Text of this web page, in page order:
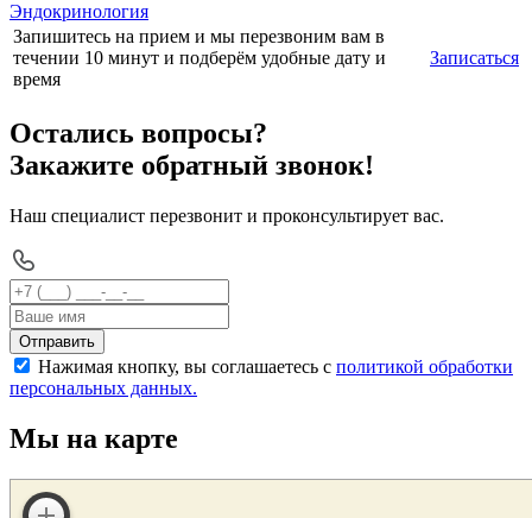
Эндокринология
Запишитесь на прием и мы перезвоним вам в
течении 10 минут и подберём удобные дату и
время
Записаться
Остались вопросы?
Закажите обратный звонок!
Наш специалист перезвонит и проконсультирует вас.
Отправить
Нажимая кнопку, вы соглашаетесь с политикой обработки
персональных данных.
Мы на карте